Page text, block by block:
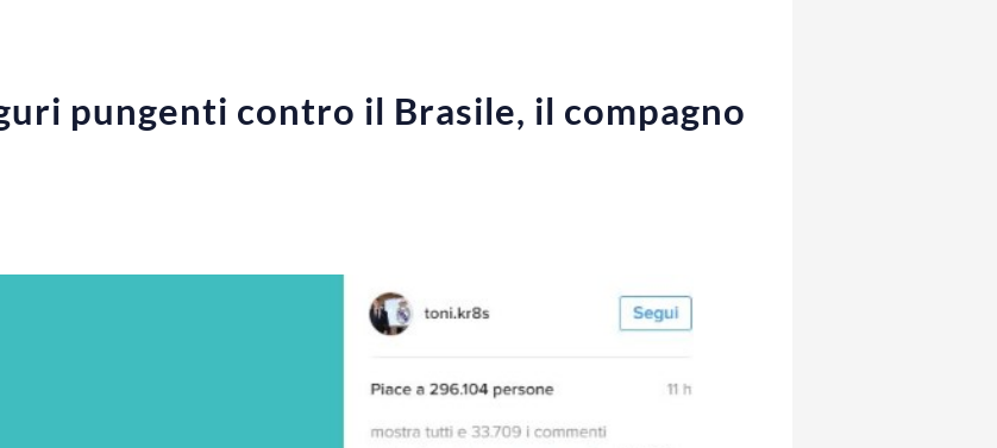
pungenti contro il Brasile, il compagno